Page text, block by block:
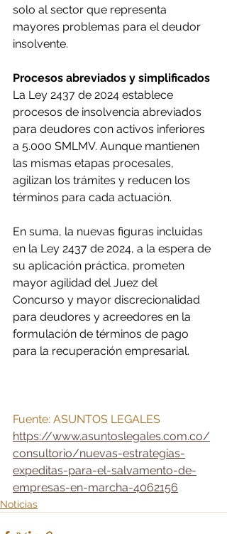
solo al sector que representa
mayores problemas para el deudor
insolvente.
Procesos abreviados y simplificados
La Ley 2437 de 2024 establece
procesos de insolvencia abreviados
para deudores con activos inferiores
a 5.000 SMLMV. Aunque mantienen
las mismas etapas procesales,
agilizan los trámites y reducen los
términos para cada actuación.
En suma, la nuevas figuras incluidas
en la Ley 2437 de 2024, a la espera de
su aplicación práctica, prometen
mayor agilidad del Juez del
Concurso y mayor discrecionalidad
para deudores y acreedores en la
formulación de términos de pago
para la recuperación empresarial.
Fuente: ASUNTOS LEGALES
https://www.asuntoslegales.com.co/
consultorio/nuevas-estrategias-
expeditas-para-el-salvamento-de-
empresas-en-marcha-4062156
Noticias